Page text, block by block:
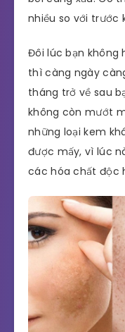
nhiều so với trước
Đôi lúc bạn không
thì càng ngày
tháng trở về sau
không còn mướt
những loại kem
được mấy, vì lúc
các hóa chất độc